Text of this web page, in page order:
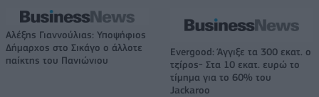
Αλέξης Γιαννούλιας: Υποψήφιος
Δήμαρχος στο Σικάγο ο άλλοτε
παίκτης του Πανιώνιου
Evergood: Άγγιξε τα 300 εκατ. ο
τζίρος- Στα 10 εκατ. ευρώ το
τίμημα για το 60% του
Jackaroo